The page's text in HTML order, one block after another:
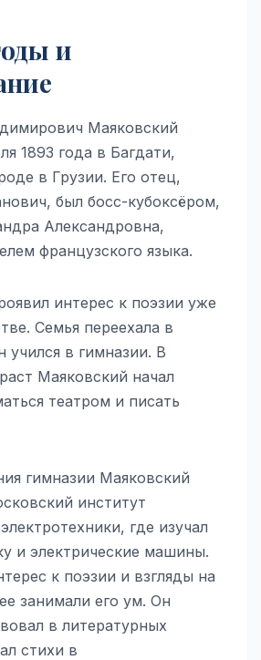
и
Маяковский
1893 года в Багдати,
в Грузии. Его отец,
был босс-кубоксёром,
Александровна,
французского языка.
интерес к поэзии уже
Семья переехала в
учился в гимназии. В
Маяковский начал
театром и писать
гимназии Маяковский
институт
где изучал
и электрические машины.
к поэзии и взгляды на
занимали его ум. Он
в литературных
стихи в